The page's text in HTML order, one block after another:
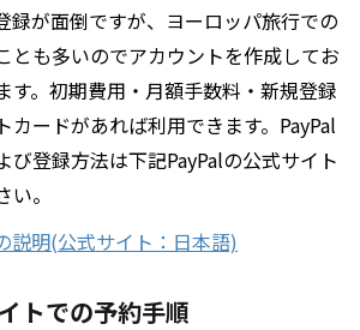
録が面倒ですが、ヨーロッパ旅行での
とも多いのでアカウントを作成してお
す。初期費用・月額手数料・新規登録
カードがあれば利用できます。PayPal
び登録方法は下記PayPalの公式サイト
。
説明(公式サイト：日本語)
トでの予約手順